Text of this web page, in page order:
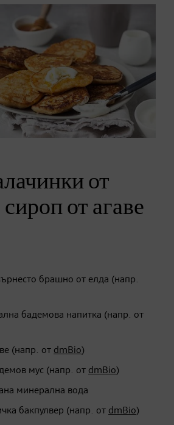
от
от агаве
брашно от елда (напр.
бадемова напитка (напр. от
(напр. от dmBio)
мус (напр. от dmBio)
минерална вода
бакпулвер (напр. от dmBio)